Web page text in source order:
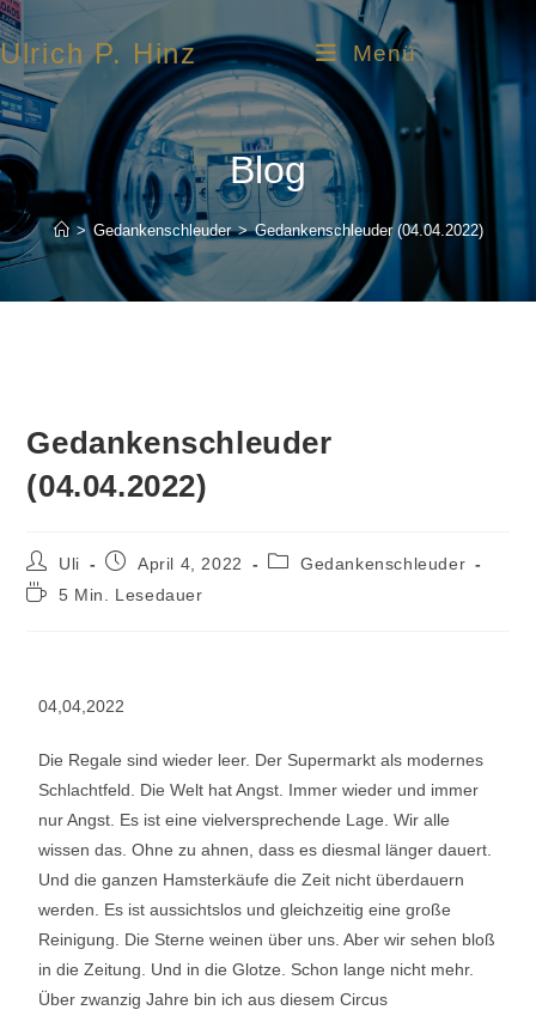
Ulrich P. Hinz Menü
Blog
> Gedankenschleuder > Gedankenschleuder (04.04.2022)
Gedankenschleuder
(04.04.2022)
Uli April 4, 2022
Gedankenschleuder
5 Min. Lesedauer
04,04,2022
Die Regale sind wieder leer. Der Supermarkt als modernes
Schlachtfeld. Die Welt hat Angst. Immer wieder und immer
nur Angst. Es ist eine vielversprechende Lage. Wir alle
wissen das. Ohne zu ahnen, dass es diesmal länger dauert.
Und die ganzen Hamsterkäufe die Zeit nicht überdauern
werden. Es ist aussichtslos und gleichzeitig eine große
Reinigung. Die Sterne weinen über uns. Aber wir sehen bloß
in die Zeitung. Und in die Glotze. Schon lange nicht mehr.
Über zwanzig Jahre bin ich aus diesem Circus